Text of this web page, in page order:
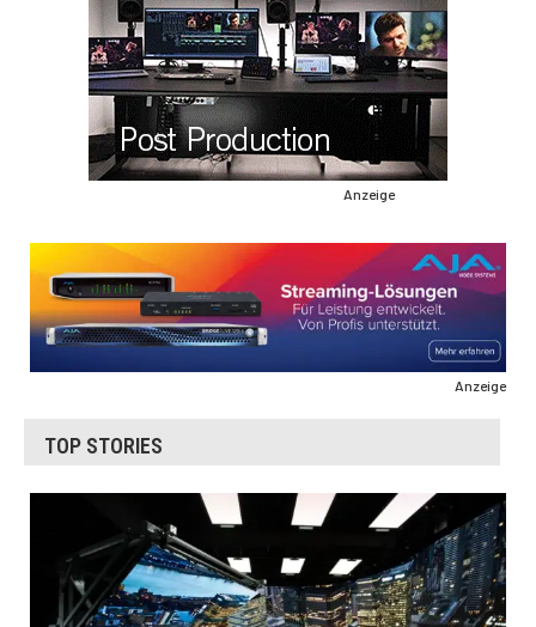
Anzeige
Anzeige
TOP STORIES